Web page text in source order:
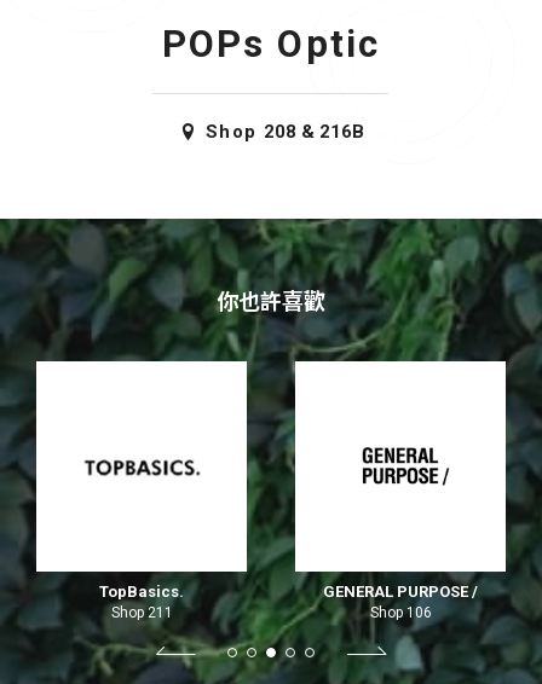
POPs Optic
Shop 208 & 216B
你也許喜歡
TopBasics.
Shop 211
GENERAL PURPOSE /
Shop 106